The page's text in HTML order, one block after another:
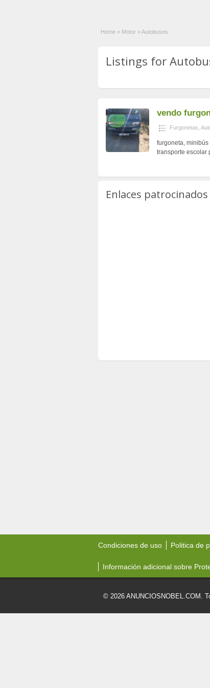
Home » Motor »Autobuses
Listings for
vendo
Furgonetas
furgoneta, minibús
transporte escolar
Enlaces patrocinados
Condiciones de uso Politica de
Información adicional sobre
© 2026 ANUNCIOSNOBEL.COM.